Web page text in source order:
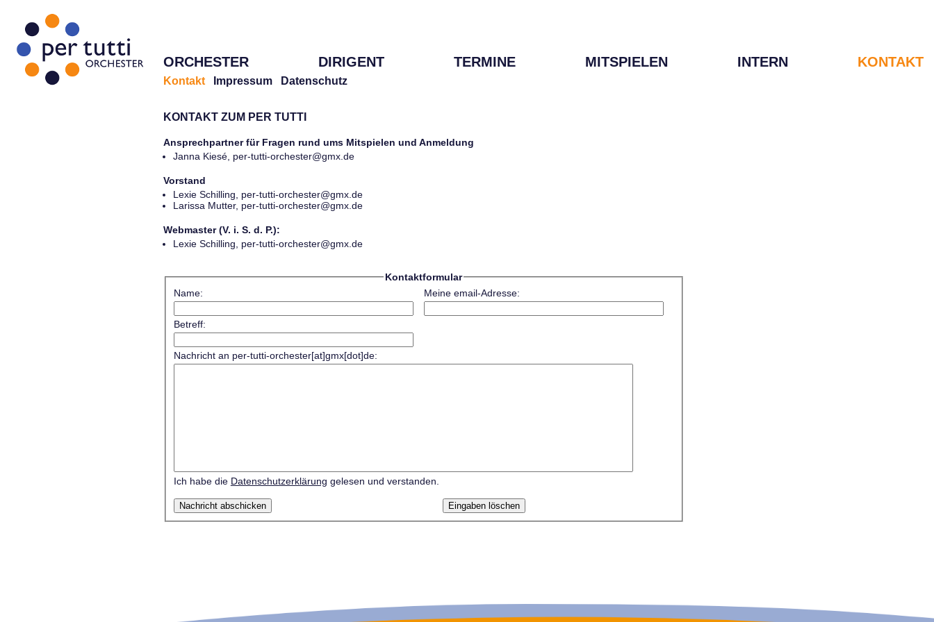
ORCHESTER DIRIGENT TERMINE MITSPIELEN INTERN KONTAKT
Kontakt Impressum Datenschutz
KONTAKT ZUM PER TUTTI
Ansprechpartner für Fragen rund ums Mitspielen und Anmeldung
Janna Kiesé, per-tutti-orchester@gmx.de
Vorstand
Lexie Schilling, per-tutti-orchester@gmx.de
Larissa Mutter, per-tutti-orchester@gmx.de
Webmaster (V. i. S. d. P.):
Lexie Schilling, per-tutti-orchester@gmx.de
Kontaktformular
Name:
Meine email-Adresse:
Betreff:
Nachricht an per-tutti-orchester[at]gmx[dot]de:
Ich habe die Datenschutzerklärung gelesen und verstanden.